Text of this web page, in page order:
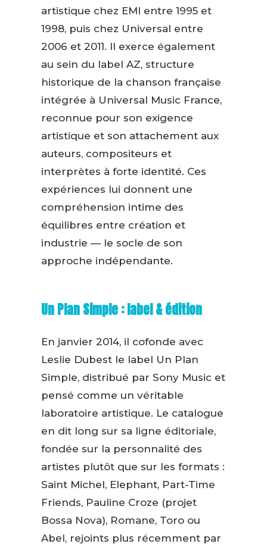
artistique chez EMI entre 1995 et
1998, puis chez Universal entre
2006 et 2011. Il exerce également
au sein du label AZ, structure
historique de la chanson française
intégrée à Universal Music France,
reconnue pour son exigence
artistique et son attachement aux
auteurs, compositeurs et
interprètes à forte identité. Ces
expériences lui donnent une
compréhension intime des
équilibres entre création et
industrie — le socle de son
approche indépendante.
Un Plan Simple : label & édition
En janvier 2014, il cofonde avec
Leslie Dubest le label Un Plan
Simple, distribué par Sony Music et
pensé comme un véritable
laboratoire artistique. Le catalogue
en dit long sur sa ligne éditoriale,
fondée sur la personnalité des
artistes plutôt que sur les formats :
Saint Michel, Elephant, Part-Time
Friends, Pauline Croze (projet
Bossa Nova), Romane, Toro ou
Abel, rejoints plus récemment par